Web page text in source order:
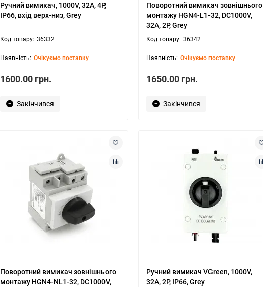
Ручний вимикач, 1000V, 32A, 4P,
IP66, вхід верх-низ, Grey
36332
Очікуємо поставку
1600.00 грн.
Закінчився
Поворотний вимикач зовнішнього
монтажу HGN4-L1-32, DC1000V,
32A, 2P, Grey
36342
Очікуємо поставку
1650.00 грн.
Закінчився
Поворотний вимикач зовнішнього
монтажу HGN4-NL1-32, DC1000V,
Ручний вимикач VGreen, 1000V,
32A, 2P, IP66, Grey